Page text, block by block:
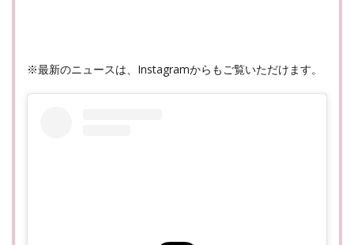
※最新のニュースは、Instagramからもご覧いただけます。